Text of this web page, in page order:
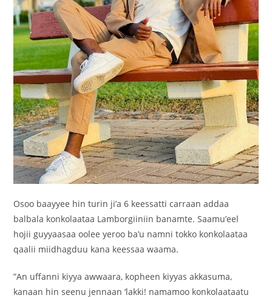
Osoo baayyee hin turin ji’a 6 keessatti carraan addaa
balbala konkolaataa Lamborgiiniin banamte. Saamu’eel
hojii guyyaasaa oolee yeroo ba’u namni tokko konkolaataa
qaalii miidhagduu kana keessaa waama.
”An uffanni kiyya awwaara, kopheen kiyyas akkasuma,
kanaan hin seenu jennaan ‘lakki! namamoo konkolaataatu